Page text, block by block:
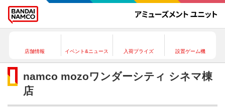
店舗情報 イベント&ニュース 入荷プライズ 設置ゲーム機
namco mozoワンダーシティ シネマ棟
店